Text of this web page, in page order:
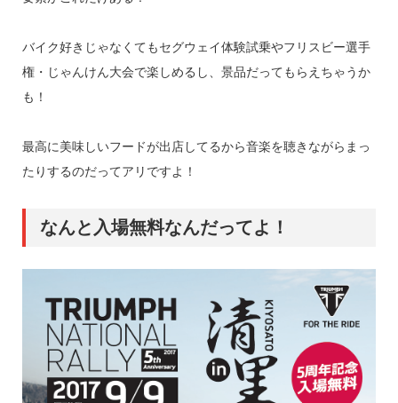
バイク好きじゃなくてもセグウェイ体験試乗やフリスビー選手
権・じゃんけん大会で楽しめるし、景品だってもらえちゃうか
も！
最高に美味しいフードが出店してるから音楽を聴きながらまっ
たりするのだってアリですよ！
なんと入場無料なんだってよ！